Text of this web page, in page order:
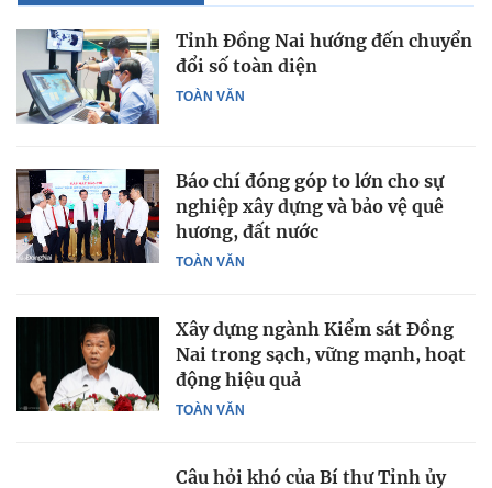
TOÀN VĂN
Tỉnh Đồng Nai hướng đến chuyển
đổi số toàn diện
TOÀN VĂN
Báo chí đóng góp to lớn cho sự
nghiệp xây dựng và bảo vệ quê
hương, đất nước
TOÀN VĂN
Xây dựng ngành Kiểm sát Đồng
Nai trong sạch, vững mạnh, hoạt
động hiệu quả
Câu hỏi khó của Bí thư Tỉnh ủy